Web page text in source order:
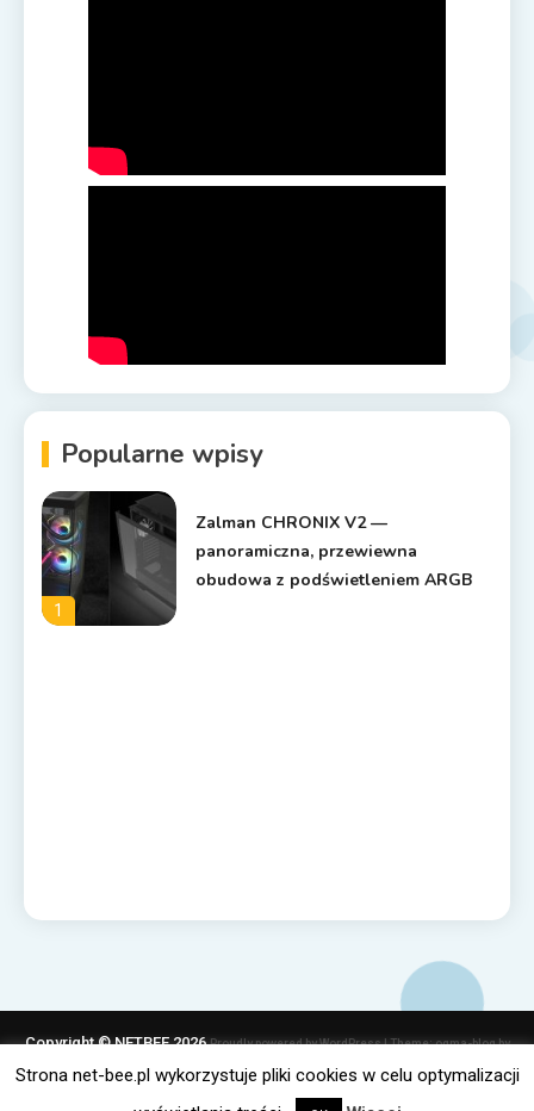
Popularne wpisy
1
Zalman CHRONIX V2 —
panoramiczna, przewiewna
obudowa z podświetleniem ARGB
Copyright © NETBEE 2026Proudly powered by WordPress|Theme: ogma-blog by
Mystery Themes
Polityka Cookies
Strona net-bee.pl wykorzystuje pliki cookies w celu optymalizacji